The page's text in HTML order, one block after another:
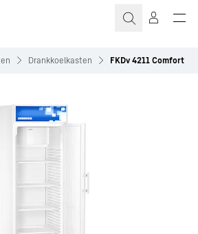
Drankkoelkasten FKDv 4211 Comfort